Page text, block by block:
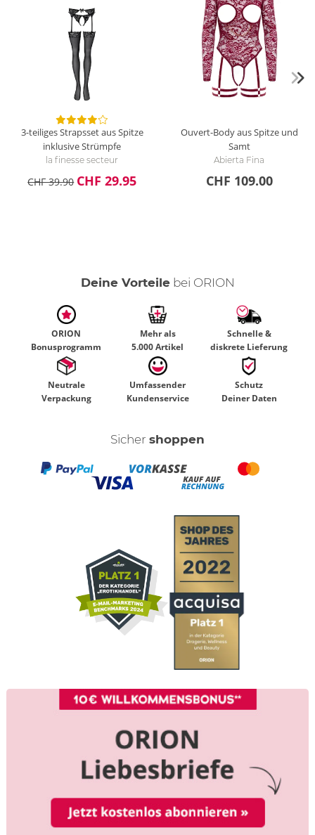
3-teiliges Strapsset aus Spitze
inklusive Strümpfe
la finesse secteur
CHF 39.90 CHF 29.95
Ouvert-Body aus Spitze und
Samt
Abierta Fina
CHF 109.00
Deine Vorteilebei ORION
ORION
Bonusprogramm
Mehr als
5.000 Artikel
Schnelle &
diskrete Lieferung
Neutrale
Verpackung
Umfassender
Kundenservice
Schutz
Deiner Daten
Sicher shoppen